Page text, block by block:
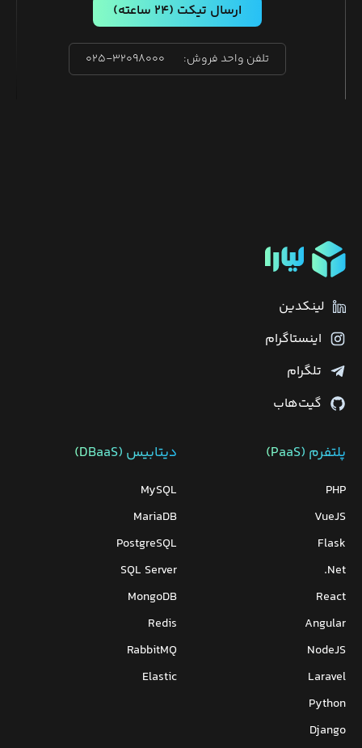
ارسال تیکت (۲۴ ساعته)
تلفن واحد فروش: ۰۲۵-۳۲۰۹۸۰۰۰
لینکدین
اینستاگرام
تلگرام
گیت‌هاب
پلتفرم (PaaS)
PHP
VueJS
Flask
Net.
React
Angular
NodeJS
Laravel
Python
Django
دیتابیس‌ (DBaaS)
MySQL
MariaDB
PostgreSQL
SQL Server
MongoDB
Redis
RabbitMQ
Elastic